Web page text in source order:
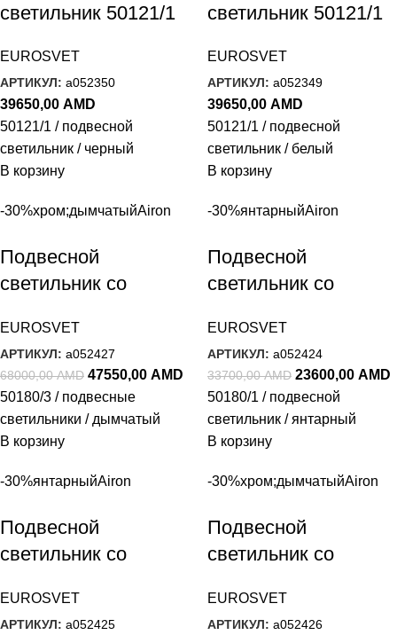
светильник 50121/1
EUROSVET
АРТИКУЛ: a052350
39650,00 AMD
50121/1 / подвесной
светильник / черный
В корзину
светильник 50121/1
EUROSVET
АРТИКУЛ: a052349
39650,00 AMD
50121/1 / подвесной
светильник / белый
В корзину
-30%хром;дымчатыйAiron
Подвесной
светильник со
плафонами 50180/3
дымчатый
EUROSVET
АРТИКУЛ: a052427
68000,00AMD 47550,00 AMD
50180/3 / подвесные
светильники / дымчатый
В корзину
-30%янтарныйAiron
Подвесной
светильник со
плафоном 50180/1
янтарный
EUROSVET
АРТИКУЛ: a052424
33700,00AMD 23600,00 AMD
50180/1 / подвесной
светильник / янтарный
В корзину
-30%янтарныйAiron
Подвесной
светильник со
плафонами 50180/3
EUROSVET
АРТИКУЛ: a052425
-30%хром;дымчатыйAiron
Подвесной
светильник со
плафоном 50180/1
EUROSVET
АРТИКУЛ: a052426